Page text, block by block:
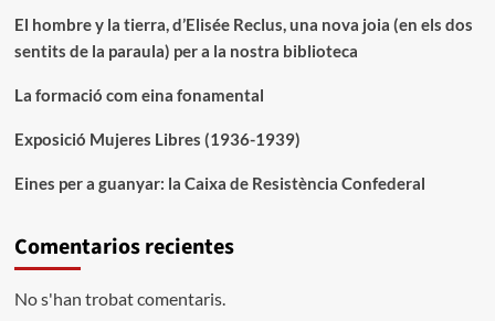
El hombre y la tierra, d’Elisée Reclus, una nova joia (en els dos
sentits de la paraula) per a la nostra biblioteca
La formació com eina fonamental
Exposició Mujeres Libres (1936-1939)
Eines per a guanyar: la Caixa de Resistència Confederal
Comentarios recientes
No s'han trobat comentaris.